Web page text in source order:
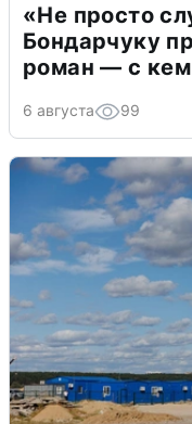
«Не просто
Бондарчуку
роман — с кем
6 августа 99